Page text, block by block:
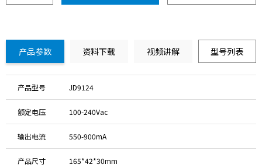
产品参数 资料下载 视频讲解 型号列表
产品型号 JD9124
额定电压 100-240Vac
输出电流 550-900mA
产品尺寸 165*42*30mm